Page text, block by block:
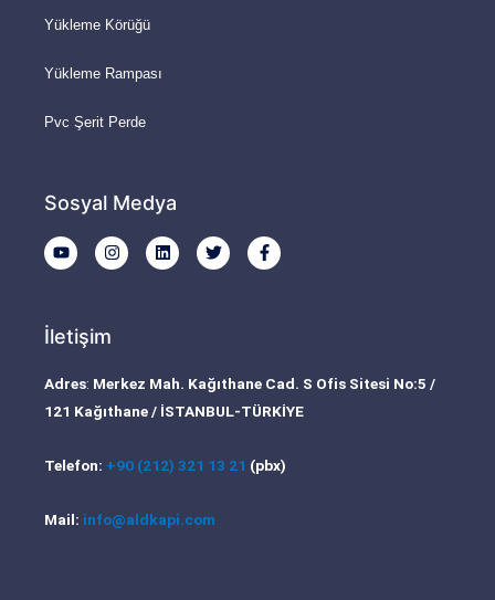
Yükleme Körüğü
Yükleme Rampası
Pvc Şerit Perde
Sosyal Medya
Y
o
u
b
e
I
n
s
r
m
L
i
n
T
w
i
F
a
c
-
f
İletişim
Adres: Merkez Mah. Kağıthane Cad. S Ofis Sitesi No:5 /
121 Kağıthane / İSTANBUL-TÜRKİYE
Telefon: +90 (212) 321 13 21 (pbx)
Mail: info@aldkapi.com